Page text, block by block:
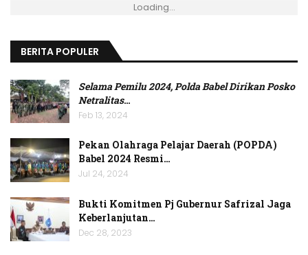
Loading...
BERITA POPULER
Selama Pemilu 2024, Polda Babel Dirikan Posko
Netralitas…
Feb 13, 2024
Pekan Olahraga Pelajar Daerah (POPDA)
Babel 2024 Resmi…
Jul 24, 2024
Bukti Komitmen Pj Gubernur Safrizal Jaga
Keberlanjutan…
Dec 28, 2023